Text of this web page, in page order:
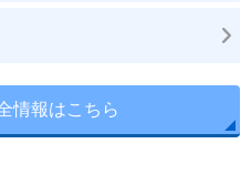
情報はこちら